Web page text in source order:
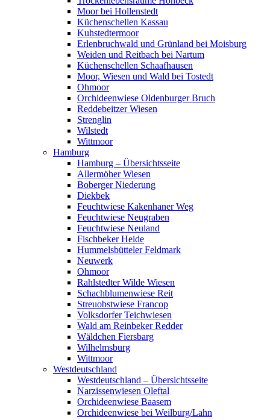
Moor bei Hollenstedt
Küchenschellen Kassau
Kuhstedtermoor
Erlenbruchwald und Grünland bei Moisburg
Weiden und Reitbach bei Nartum
Küchenschellen Schaafhausen
Moor, Wiesen und Wald bei Tostedt
Ohmoor
Orchideenwiese Oldenburger Bruch
Reddebeitzer Wiesen
Strenglin
Wilstedt
Wittmoor
Hamburg
Hamburg – Übersichtsseite
Allermöher Wiesen
Boberger Niederung
Diekbek
Feuchtwiese Kakenhaner Weg
Feuchtwiese Neugraben
Feuchtwiese Neuland
Fischbeker Heide
Hummelsbütteler Feldmark
Neuwerk
Ohmoor
Rahlstedter Wilde Wiesen
Schachblumenwiese Reit
Streuobstwiese Francop
Volksdorfer Teichwiesen
Wald am Reinbeker Redder
Wäldchen Fiersbarg
Wilhelmsburg
Wittmoor
Westdeutschland
Westdeutschland – Übersichtsseite
Narzissenwiesen Oleftal
Orchideenwiese Baasem
Orchideenwiese bei Weilburg/Lahn